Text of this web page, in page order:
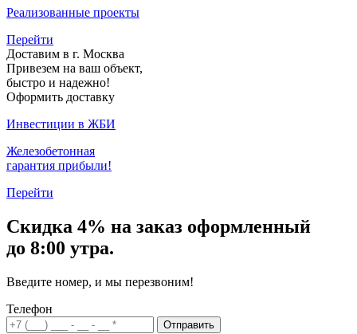
Реализованные проекты
Перейти
Доставим в г. Москва
Привезем на ваш объект,
быстро и надежно!
Оформить доставку
Инвестиции в ЖБИ
Железобетонная
гарантия прибыли!
Перейти
Скидка 4% на заказ оформленный
до 8:00 утра.
Введите номер, и мы перезвоним!
Телефон
Отправить